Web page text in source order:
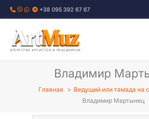
Перейти
+38 095 392 67 67
АГЕНТСТВО АРТИСТОВ И ПРАЗДНИКОВ
Владимир
Главная
Ведущий или тамада на
Владимир Мартынец